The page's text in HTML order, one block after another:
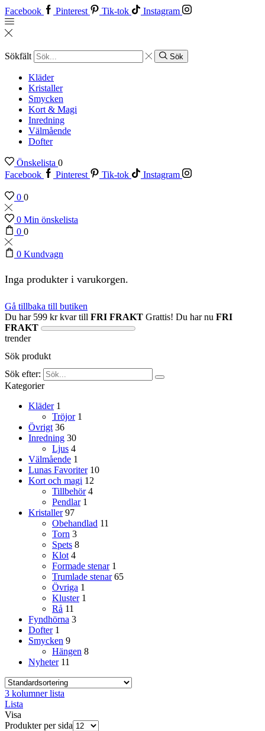
Facebook Pinterest Tik-tok Instagram
Sökfält Sök
Kläder
Kristaller
Smycken
Kort & Magi
Inredning
Välmående
Dofter
Önskelista 0
Facebook
Pinterest Tik-tok Instagram
0 0
0 Min önskelista
0 0
0 Kundvagn
Inga produkter i varukorgen.
Gå tillbaka till butiken
Du har 599 krkvar till FRI FRAKT Grattis! Du har nu FRI
FRAKT
trender
Sök produkt
Sök efter:
Kategorier
Kläder 1
Tröjor 1
Övrigt 36
Inredning 30
Ljus 4
Välmående 1
Lunas Favoriter 10
Kort och magi 12
Tillbehör 4
Pendlar 1
Kristaller 97
Obehandlad 11
Torn 3
Spets 8
Klot 4
Formade stenar 1
Trumlade stenar 65
Övriga 1
Kluster 1
Rå 11
Fyndhörna 3
Dofter 1
Smycken 9
Hängen 8
Nyheter 11
3 kolumner lista
Lista
Visa
Produkter per sida